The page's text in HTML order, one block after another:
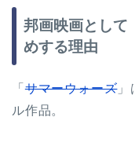
邦画映画として
めする理由
「サマーウォーズ」
ル作品。